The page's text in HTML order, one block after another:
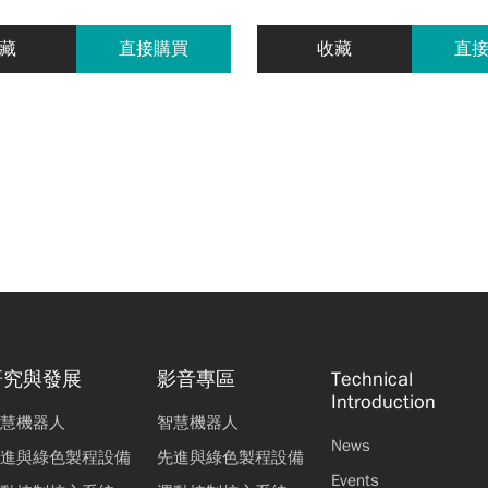
直接購買 收藏 直
與發展
機器人
與綠色製程設備
影音專區
智慧機器人
先進與綠色製程設備
Technical
Introduction
News
Events